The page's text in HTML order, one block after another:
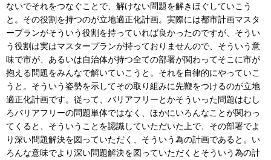
ないでそれをつなぐことで、解けない問題を解きほぐしていこう
と。その役割を持つのが立地適正化計画。実際には都市計画マスタ
ープランがそういう役割を持っていれば良かったのですが、そうい
う役割は実はマスタープランが持っておりませんので、そういう意
味で市が、あるいは自治体が持つ全ての部署が関わってそこに市が
抱える問題をみんなで解いていこうと。それを自律的にやっていこ
うと。そういう姿勢を示してその取り組みに先鞭をつけるのが立地
適正化計画です。従って、バリアフリーとかそういった問題はむし
ろバリアフリーの問題単体ではなく、ほかにいろんなことが関わっ
てくると、そういうことを認識していただいた上で、その部署でよ
り深い問題解決を図っていただく、そういう為の計画であると。い
ろんな意味でより深い問題解決を図っていただくとそういう為の計